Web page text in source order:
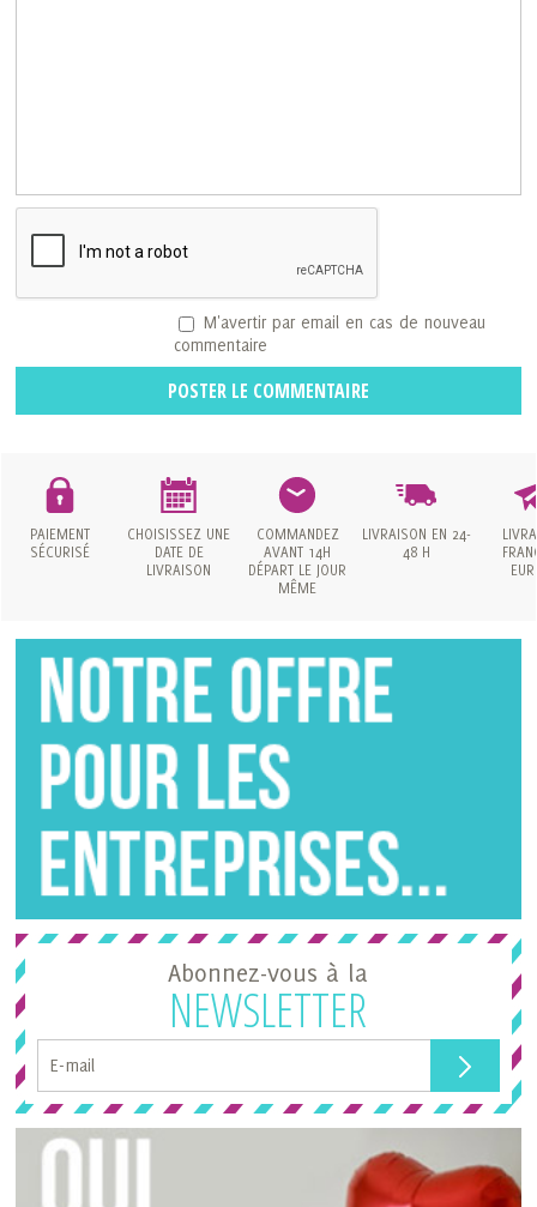
M'avertir par email en cas de nouveau
commentaire
POSTER LE COMMENTAIRE
PAIEMENT
SÉCURISÉ
CHOISISSEZ UNE
DATE DE
LIVRAISON
COMMANDEZ
AVANT 14H
DÉPART LE JOUR
MÊME
LIVRAISON EN 24-
48 H
Abonnez-vous à la
NEWSLETTER